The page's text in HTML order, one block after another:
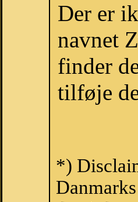
Der er
navnet
finder
tilføje
*)